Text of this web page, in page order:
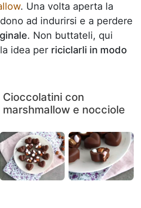
. Una volta aperta la
ad indurirsi e a perdere
. Non buttateli, qui
idea per riciclarli in modo
Cioccolatini con
marshmallow e nocciole